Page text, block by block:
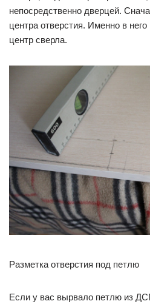
непосредственно дверцей.
центра отверстия. Именно в
центр сверла.
Разметка отверстия под петлю
Если у вас вырвало петлю из